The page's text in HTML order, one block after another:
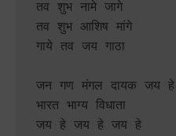
तव शुभ नामे जागे
तव शुभ आशिष मांगे
गाये तव जय गाठा
जन गण मंगल दायक जय हे
भारत भाग्य विधाता
जय हे जय हे जय हे